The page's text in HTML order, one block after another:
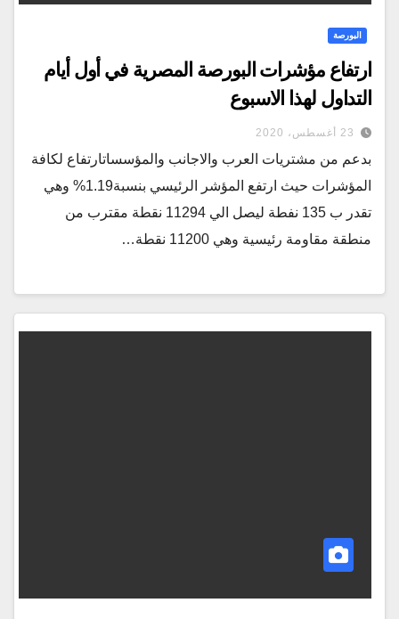
البورصة
ارتفاع مؤشرات البورصة المصرية في أول أيام
التداول لهذا الاسبوع
23 أغسطس، 2020
بدعم من مشتريات العرب والاجانب والمؤسساتارتفاع لكافة
المؤشرات حيث ارتفع المؤشر الرئيسي بنسبة1.19% وهي
تقدر ب 135 نفطة ليصل الي 11294 نقطة مقترب من
منطقة مقاومة رئيسية وهي 11200 نقطة…